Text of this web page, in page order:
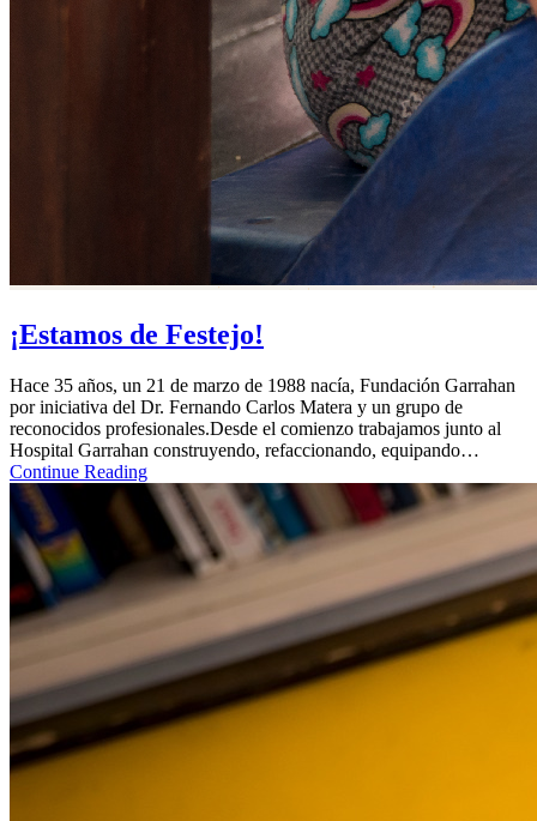
¡Estamos de Festejo!
Hace 35 años, un 21 de marzo de 1988 nacía, Fundación Garrahan
por iniciativa del Dr. Fernando Carlos Matera y un grupo de
reconocidos profesionales.Desde el comienzo trabajamos junto al
Hospital Garrahan construyendo, refaccionando, equipando…
Continue Reading